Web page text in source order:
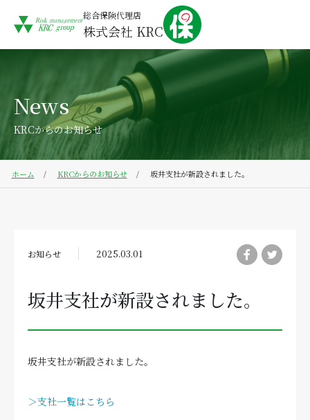
総合保険代理店
株式会社 KRC
News
KRCからのお知らせ
ホーム KRCからのお知らせ 坂井支社が新設されました。
お知らせ 2025.03.01
坂井支社が新設されました。
坂井支社が新設されました。
＞支社一覧はこちら